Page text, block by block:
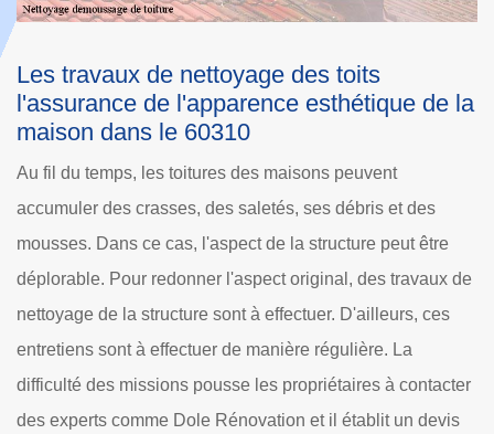
la
de
Dole Rénovation : le couvreur qui peut
effectuer les travaux de démoussage des
toits
Les végétations qui peuvent se développer au niveau des
toits des maisons sont particulièrement nombreuses. En
fait, leur présence entraîne des soucis de rétention d'eau.
De ce fait, il est nécessaire de réaliser des travaux de
démoussage pour pouvoir les éliminer. Dans ce cas, il faut
d'abord se rappeler que les missions sont difficiles. Ainsi,
le recours aux compétences d'un professionnel est
indispensable. Il établit aussi un devis totalement gratuit et